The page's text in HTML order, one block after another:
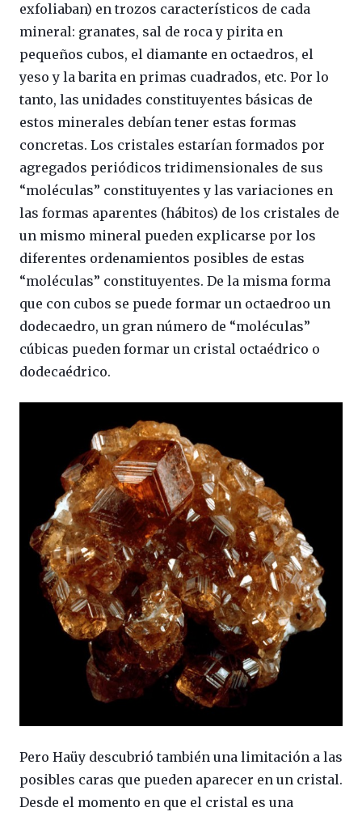
exfoliaban) en trozos característicos de cada
mineral: granates, sal de roca y pirita en
pequeños cubos, el diamante en octaedros, el
yeso y la barita en primas cuadrados, etc. Por lo
tanto, las unidades constituyentes básicas de
estos minerales debían tener estas formas
concretas. Los cristales estarían formados por
agregados periódicos tridimensionales de sus
“moléculas” constituyentes y las variaciones en
las formas aparentes (hábitos) de los cristales de
un mismo mineral pueden explicarse por los
diferentes ordenamientos posibles de estas
“moléculas” constituyentes. De la misma forma
que con cubos se puede formar un octaedroo un
dodecaedro, un gran número de “moléculas”
cúbicas pueden formar un cristal octaédrico o
dodecaédrico.
Pero Haüy descubrió también una limitación a las
posibles caras que pueden aparecer en un cristal.
Desde el momento en que el cristal es una